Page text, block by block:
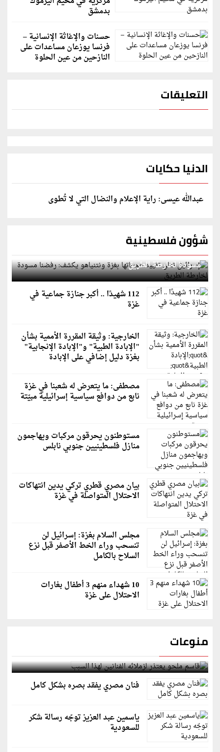
بدمشق
حسنات والإغاثة الإنسانية –
فرنسا يوزعان مساعدات على
النازحين من عين الحلوة
التعليقات
الدنيا حكايات
عبدالله عيسى: راية الإعلام والنضال التي لا تُطوى
شؤون فلسطينية
إسرائيل تعلن تقييد هجماتها بغزة ونتنياهو يكشف: رفضنا
مسودة لخارطة الطريق
112 شهيدًا .. أكبر جنازة جماعية في
غزة
الخارجية: وثيقة المقررة الأممية بشأن
"الإبادة الطبية" و"الإبادة الإنجابية"
بغزة دليل إضافي على الإبادة
مصطفى: ما يتعرض له شعبنا في غزة
نابع من دوافع سياسية إسرائيلية مبيّتة
مستوطنون يحرقون مركبات ويهاجمون
منازل فلسطينيين جنوبي نابلس
بيان مصري قطري تركي يدين انتهاكات
الاحتلال المتواصلة في غزة
مجلس السلام بغزة: إسرائيل لن
تنسحب وراء الخط الأصفر قبل نزع
السلاح بالكامل
10 شهداء منهم 3 أطفال بغارات
الاحتلال على غزة
منوعات
قاسم ملحو يعتذر لزملائه الفنانين لهذا السبب
فنان مصري يفقد بصره بشكل كامل
ياسمين عبد العزيز توجّه رسالة شكر
للسعودية